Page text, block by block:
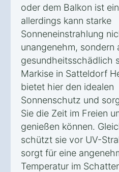
oder dem Balkon ist
allerdings kann starke
Sonneneinstrahlung
unangenehm, sondern
gesundheitsschädlich
Markise in Satteldorf
bietet hier den idealen
Sonnenschutz und
Sie die Zeit im Freien
genießen können.
schützt sie vor UV-
sorgt für eine
Temperatur im